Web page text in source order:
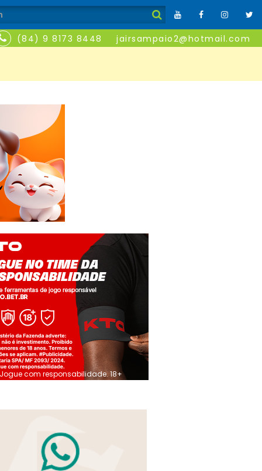
(84) 9 8173 8448 jairsampaio2@hotmail.com
Jogue com responsabilidade. 18+